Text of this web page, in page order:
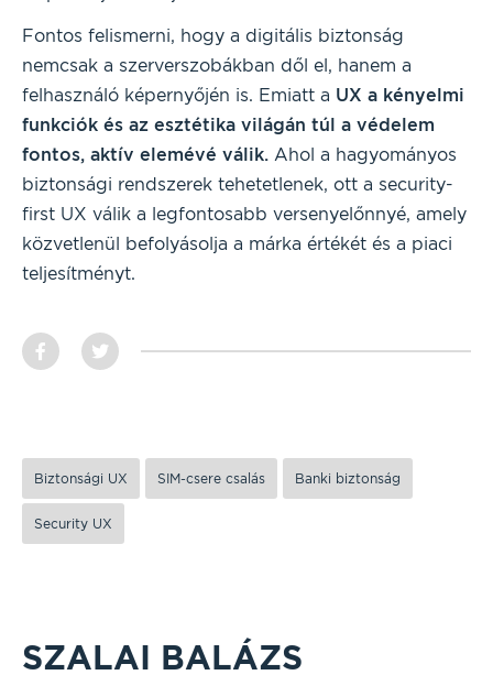
Fontos felismerni, hogy a digitális biztonság
nemcsak a szerverszobákban dől el, hanem a
felhasználó képernyőjén is. Emiatt a UX a kényelmi
funkciók és az esztétika világán túl a védelem
fontos, aktív elemévé válik. Ahol a hagyományos
biztonsági rendszerek tehetetlenek, ott a security-
first UX válik a legfontosabb versenyelőnnyé, amely
közvetlenül befolyásolja a márka értékét és a piaci
teljesítményt.
Biztonsági UX SIM-csere csalás Banki biztonság
Security UX
SZALAI BALÁZS